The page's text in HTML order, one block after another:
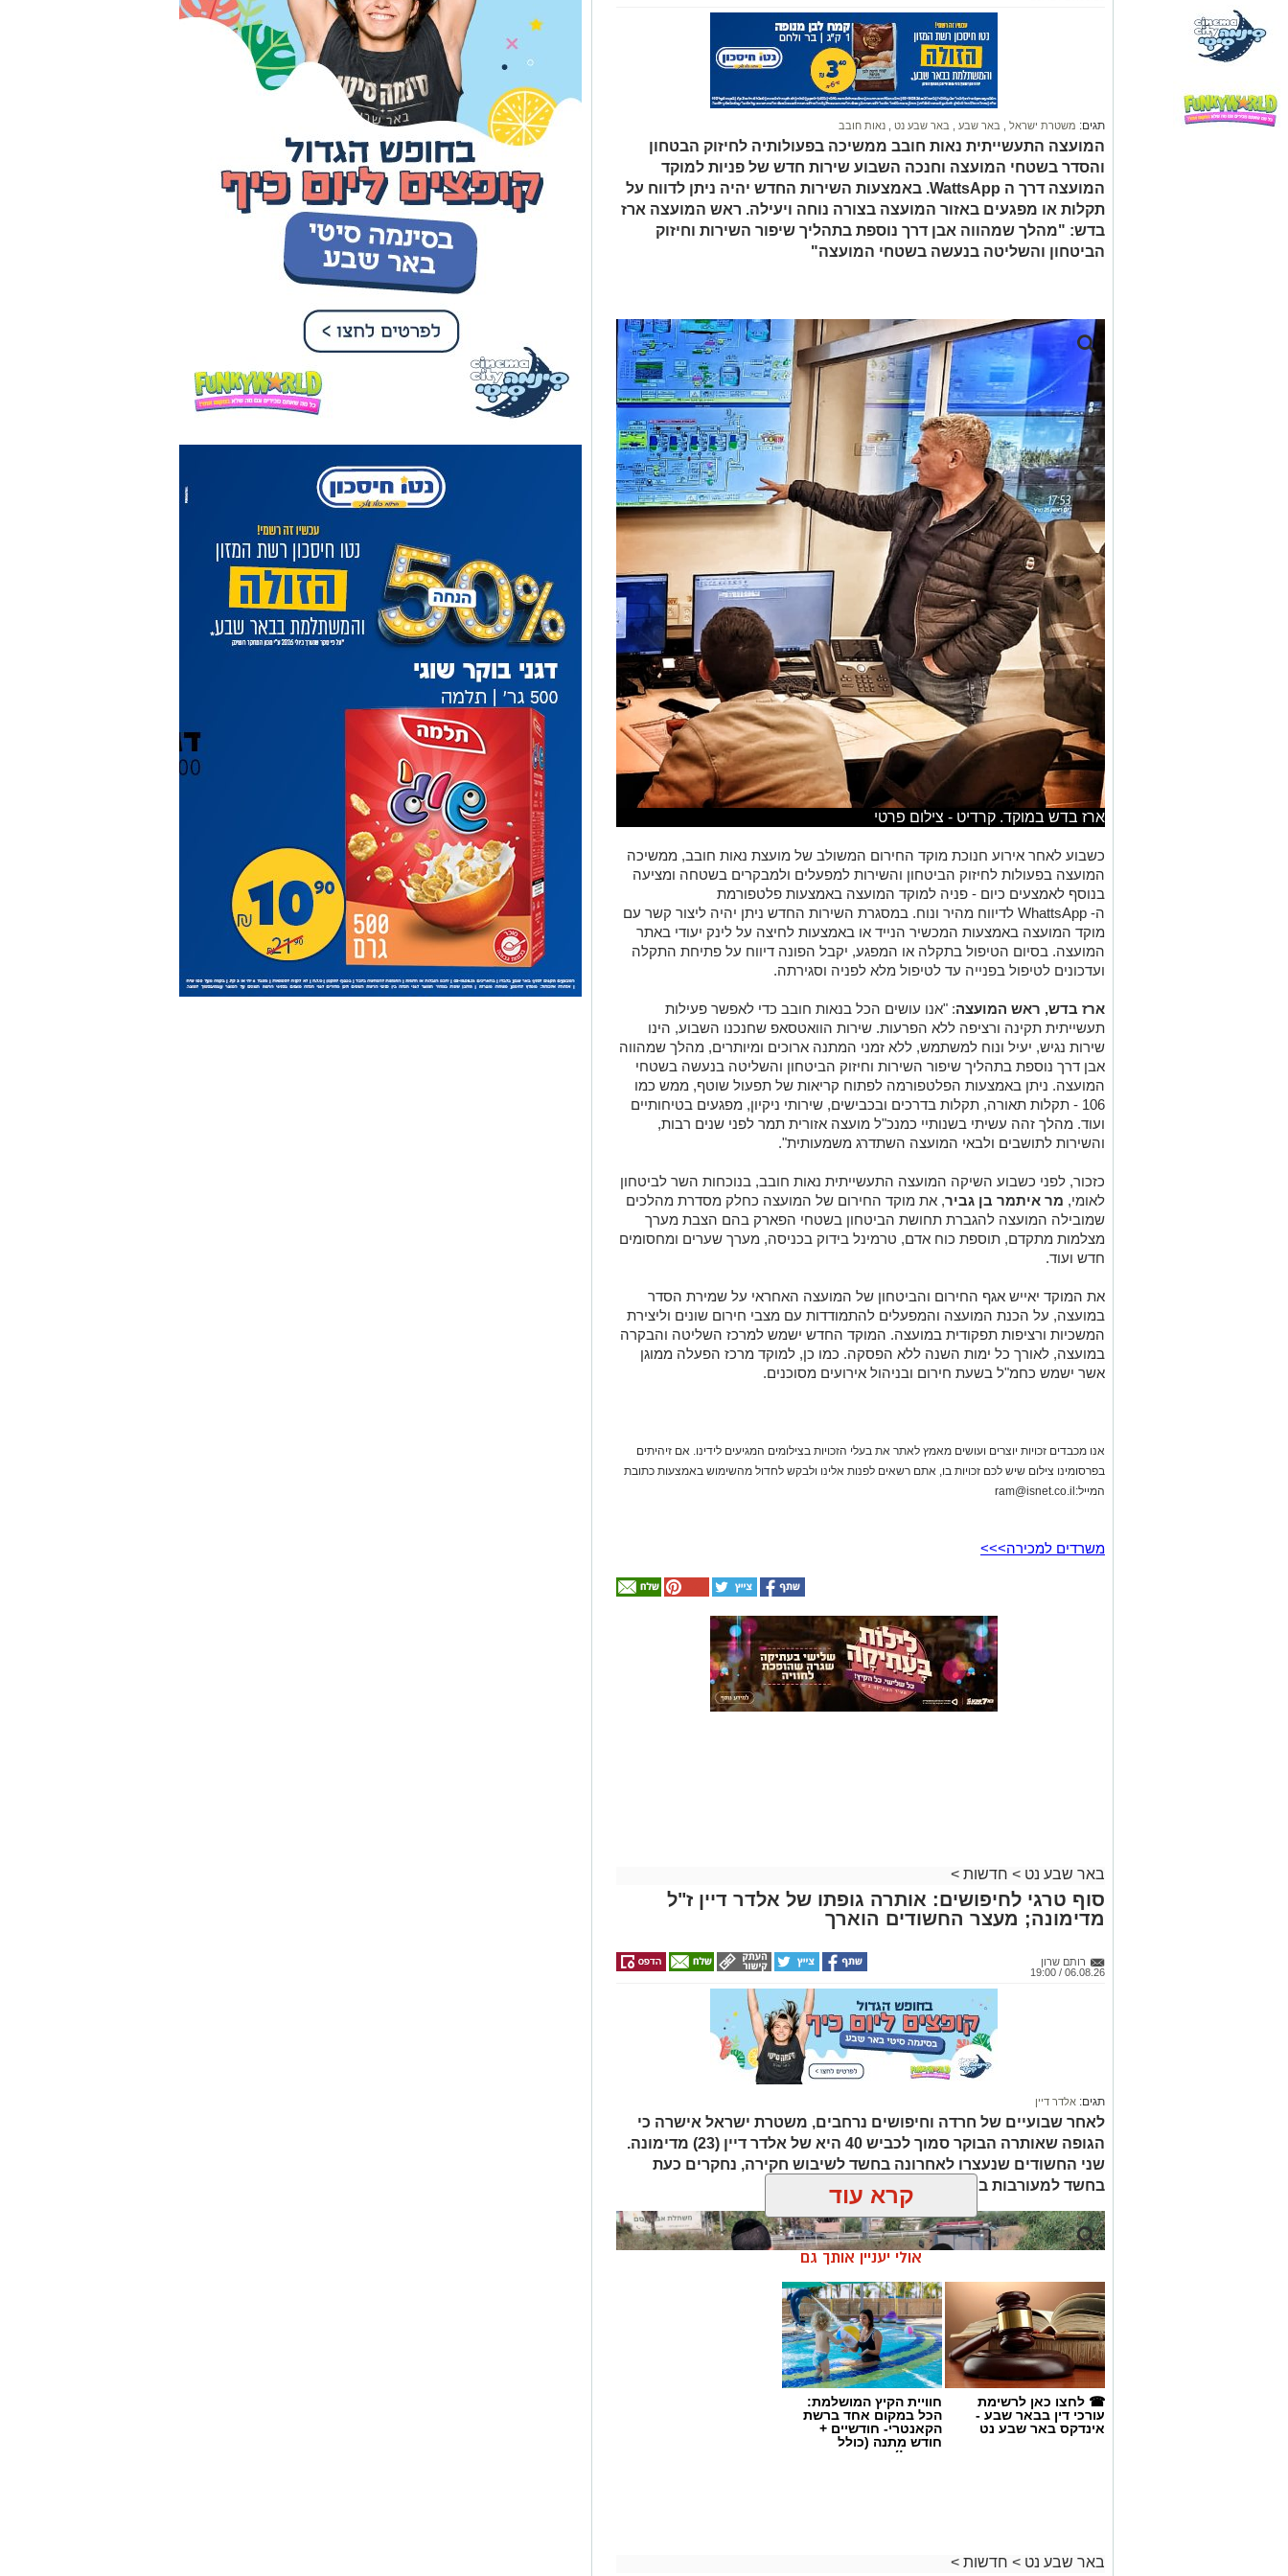
תגים: משטרת ישראל באר שבע באר שבע נט נאות חובב
המועצה התעשייתית נאות חובב ממשיכה בפעולותיה לחיזוק הבטחון
והסדר בשטחי המועצה וחנכה השבוע שירות חדש של פניות למוקד
המועצה דרך ה WattsApp. באמצעות השירות החדש יהיה ניתן לדווח על
תקלות או מפגעים באזור המועצה בצורה נוחה ויעילה. ראש המועצה ארז
בדש: "מהלך שמהווה אבן דרך נוספת בתהליך שיפור השירות וחיזוק
הביטחון והשליטה בנעשה בשטחי המועצה"
ארז בדש במוקד. קרדיט - צילום פרטי
כשבוע לאחר אירוע חנוכת מוקד החירום המשולב של מועצת נאות חובב, ממשיכה
המועצה בפעולות לחיזוק הביטחון והשירות למפעלים ולמבקרים בשטחה ומציעה
בנוסף לאמצעים כיום - פניה למוקד המועצה באמצעות פלטפורמת
ה- WhattsApp לדיווח מהיר ונוח. במסגרת השירות החדש ניתן יהיה ליצור קשר עם
מוקד המועצה באמצעות המכשיר הנייד או באמצעות לחיצה על לינק יעודי באתר
המועצה. בסיום הטיפול בתקלה או המפגע, יקבל הפונה דיווח על פתיחת התקלה
ועדכונים לטיפול בפנייה עד לטיפול מלא לפניה וסגירתה.
ארז בדש, ראש המועצה: "אנו עושים הכל בנאות חובב כדי לאפשר פעילות
תעשייתית תקינה ורציפה ללא הפרעות. שירות הוואטסאפ שחנכנו השבוע, הינו
שירות נגיש, יעיל ונוח למשתמש, ללא זמני המתנה ארוכים ומיותרים, מהלך שמהווה
אבן דרך נוספת בתהליך שיפור השירות וחיזוק הביטחון והשליטה בנעשה בשטחי
המועצה. ניתן באמצעות הפלטפורמה לפתוח קריאות של תפעול שוטף, ממש כמו
106 - תקלות תאורה, תקלות בדרכים ובכבישים, שירותי ניקיון, מפגעים בטיחותיים
ועוד. מהלך זהה עשיתי בשנותיי כמנכ"ל מועצה אזורית תמר לפני שנים רבות,
והשירות לתושבים ולבאי המועצה השתדרג משמעותית".
כזכור, לפני כשבוע השיקה המועצה התעשייתית נאות חובב, בנוכחות השר לביטחון
לאומי, מר איתמר בן גביר, את מוקד החירום של המועצה כחלק מסדרת מהלכים
שמובילה המועצה להגברת תחושת הביטחון בשטחי הפארק בהם הצבת מערך
מצלמות מתקדם, תוספת כוח אדם, טרמינל בידוק בכניסה, מערך שערים ומחסומים
חדש ועוד.
את המוקד יאייש אגף החירום והביטחון של המועצה האחראי על שמירת הסדר
במועצה, על הכנת המועצה והמפעלים להתמודדות עם מצבי חירום שונים וליצירת
המשכיות ורציפות תפקודית במועצה. המוקד החדש ישמש למרכז השליטה והבקרה
במועצה, לאורך כל ימות השנה ללא הפסקה. כמו כן, למוקד מרכז הפעלה ממוגן
אשר ישמש כחמ"ל בשעת חירום ובניהול אירועים מסוכנים.
אנו מכבדים זכויות יוצרים ועושים מאמץ לאתר את בעלי הזכויות בצילומים המגיעים לידינו. אם זיהיתים
בפרסומינו צילום שיש לכם זכויות בו, אתם רשאים לפנות אלינו ולבקש לחדול מהשימוש באמצעות כתובת
המייל: ram@isnet.co.il
משרדים למכירה>>>
באר שבע נט > חדשות >
סוף טרגי לחיפושים: אותרה גופתו של אלדר דיין ז"ל
מדימונה; מעצר החשודים הוארך
רותם שרון
06.08.26 / 19:00
תגים: אלדר דיין
לאחר שבועיים של חרדה וחיפושים נרחבים, משטרת ישראל אישרה כי
הגופה שאותרה הבוקר סמוך לכביש 40 היא של אלדר דיין (23) מדימונה.
שני החשודים שנעצרו לאחרונה בחשד לשיבוש חקירה, נחקרים כעת
בחשד למעורבות במותו ומעצרם הוארך.
קרא עוד
אולי יעניין אותך גם
☎ לחצו כאן לרשימת
עורכי דין בבאר שבע -
אינדקס באר שבע נט
חוויית הקיץ המושלמת:
הכל במקום אחד ברשת
הקאנטרי- חודשיים +
חודש מתנה (כולל
החגים!)
באר שבע נט > חדשות >